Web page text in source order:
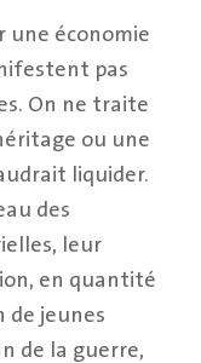
une économie
pas
On ne traite
ou une
liquider.
des
leur
en quantité
jeunes
de la guerre,